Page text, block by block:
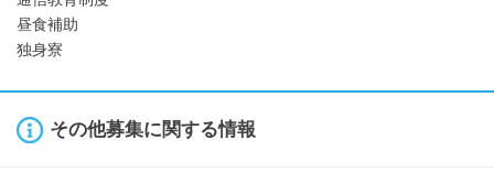
昼食補助
独身寮
その他募集に関する情報